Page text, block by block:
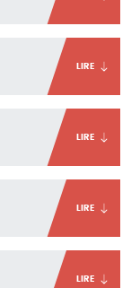
LIRE
LIRE
LIRE
LIRE